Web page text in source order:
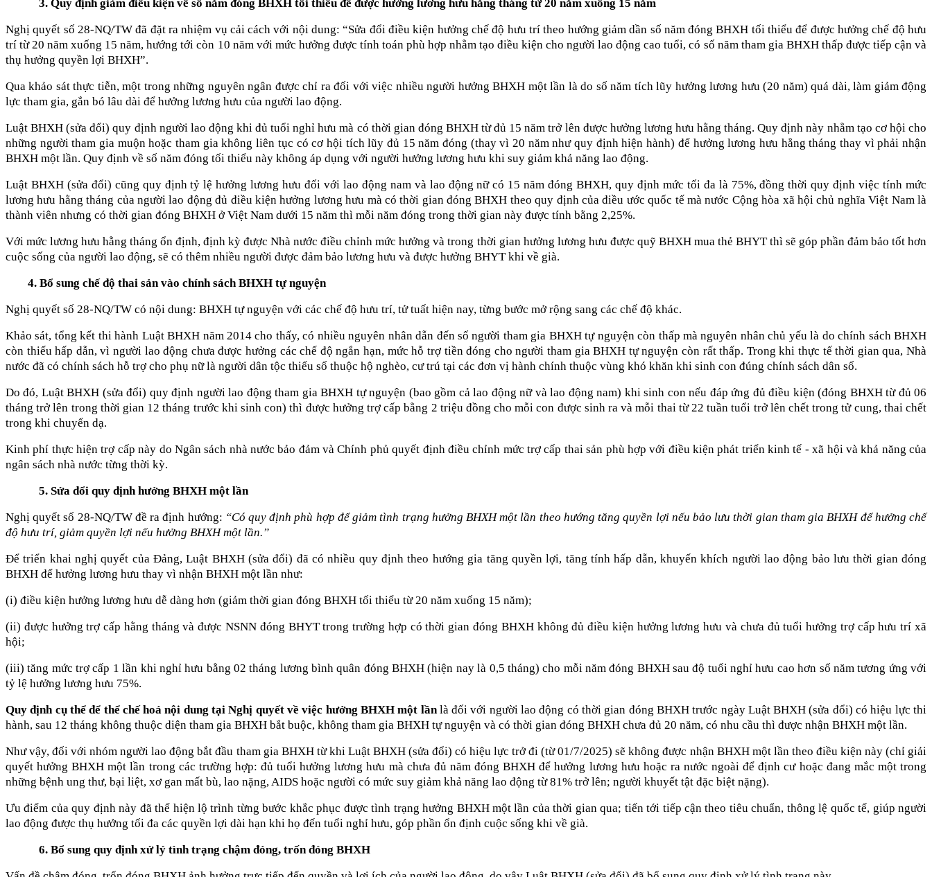
3. Quy định giảm điều kiện về số năm đóng BHXH tối thiểu để được hưởng lương hưu hằng tháng từ 20 năm xuống 15 năm
Nghị quyết số 28-NQ/TW đã đặt ra nhiệm vụ cải cách với nội dung: “Sửa đổi điều kiện hưởng chế độ hưu trí theo hướng giảm dần số năm đóng BHXH tối thiểu để được hưởng chế độ hưu
trí từ 20 năm xuống 15 năm, hướng tới còn 10 năm với mức hưởng được tính toán phù hợp nhằm tạo điều kiện cho người lao động cao tuổi, có số năm tham gia BHXH thấp được tiếp cận và
thụ hưởng quyền lợi BHXH”.
Qua khảo sát thực tiễn, một trong những nguyên ngân được chỉ ra đối với việc nhiều người hưởng BHXH một lần là do số năm tích lũy hưởng lương hưu (20 năm) quá dài, làm giảm động
lực tham gia, gắn bó lâu dài để hưởng lương hưu của người lao động.
Luật BHXH (sửa đổi) quy định người lao động khi đủ tuổi nghỉ hưu mà có thời gian đóng BHXH từ đủ 15 năm trở lên được hưởng lương hưu hằng tháng. Quy định này nhằm tạo cơ hội cho
những người tham gia muộn hoặc tham gia không liên tục có cơ hội tích lũy đủ 15 năm đóng (thay vì 20 năm như quy định hiện hành) để hưởng lương hưu hằng tháng thay vì phải nhận
BHXH một lần. Quy định về số năm đóng tối thiểu này không áp dụng với người hưởng lương hưu khi suy giảm khả năng lao động.
Luật BHXH (sửa đổi) cũng quy định tỷ lệ hưởng lương hưu đối với lao động nam và lao động nữ có 15 năm đóng BHXH, quy định mức tối đa là 75%, đồng thời quy định việc tính mức
lương hưu hằng tháng của người lao động đủ điều kiện hưởng lương hưu mà có thời gian đóng BHXH theo quy định của điều ước quốc tế mà nước Cộng hòa xã hội chủ nghĩa Việt Nam là
thành viên nhưng có thời gian đóng BHXH ở Việt Nam dưới 15 năm thì mỗi năm đóng trong thời gian này được tính bằng 2,25%.
Với mức lương hưu hằng tháng ổn định, định kỳ được Nhà nước điều chỉnh mức hưởng và trong thời gian hưởng lương hưu được quỹ BHXH mua thẻ BHYT thì sẽ góp phần đảm bảo tốt hơn
cuộc sống của người lao động, sẽ có thêm nhiều người được đảm bảo lương hưu và được hưởng BHYT khi về già.
4. Bổ sung chế độ thai sản vào chính sách BHXH tự nguyện
Nghị quyết số 28-NQ/TW có nội dung: BHXH tự nguyện với các chế độ hưu trí, tử tuất hiện nay, từng bước mở rộng sang các chế độ khác.
Khảo sát, tổng kết thi hành Luật BHXH năm 2014 cho thấy, có nhiều nguyên nhân dẫn đến số người tham gia BHXH tự nguyện còn thấp mà nguyên nhân chủ yếu là do chính sách BHXH
còn thiếu hấp dẫn, vì người lao động chưa được hưởng các chế độ ngắn hạn, mức hỗ trợ tiền đóng cho người tham gia BHXH tự nguyện còn rất thấp. Trong khi thực tế thời gian qua, Nhà
nước đã có chính sách hỗ trợ cho phụ nữ là người dân tộc thiểu số thuộc hộ nghèo, cư trú tại các đơn vị hành chính thuộc vùng khó khăn khi sinh con đúng chính sách dân số.
Do đó, Luật BHXH (sửa đổi) quy định người lao động tham gia BHXH tự nguyện (bao gồm cả lao động nữ và lao động nam) khi sinh con nếu đáp ứng đủ điều kiện (đóng BHXH từ đủ 06
tháng trở lên trong thời gian 12 tháng trước khi sinh con) thì được hưởng trợ cấp bằng 2 triệu đồng cho mỗi con được sinh ra và mỗi thai từ 22 tuần tuổi trở lên chết trong tử cung, thai chết
trong khi chuyển dạ.
Kinh phí thực hiện trợ cấp này do Ngân sách nhà nước bảo đảm và Chính phủ quyết định điều chỉnh mức trợ cấp thai sản phù hợp với điều kiện phát triển kinh tế - xã hội và khả năng của
ngân sách nhà nước từng thời kỳ.
5. Sửa đổi quy định hưởng BHXH một lần
Nghị quyết số 28-NQ/TW đề ra định hướng: “Có quy định phù hợp để giảm tình trạng hưởng BHXH một lần theo hướng tăng quyền lợi nếu bảo lưu thời gian tham gia BHXH để hưởng chế
độ hưu trí, giảm quyền lợi nếu hưởng BHXH một lần.”
Để triển khai nghị quyết của Đảng, Luật BHXH (sửa đổi) đã có nhiều quy định theo hướng gia tăng quyền lợi, tăng tính hấp dẫn, khuyến khích người lao động bảo lưu thời gian đóng
BHXH để hưởng lương hưu thay vì nhận BHXH một lần như:
(i) điều kiện hưởng lương hưu dễ dàng hơn (giảm thời gian đóng BHXH tối thiểu từ 20 năm xuống 15 năm);
(ii) được hưởng trợ cấp hằng tháng và được NSNN đóng BHYT trong trường hợp có thời gian đóng BHXH không đủ điều kiện hưởng lương hưu và chưa đủ tuổi hưởng trợ cấp hưu trí xã
hội;
(iii) tăng mức trợ cấp 1 lần khi nghỉ hưu bằng 02 tháng lương bình quân đóng BHXH (hiện nay là 0,5 tháng) cho mỗi năm đóng BHXH sau độ tuổi nghỉ hưu cao hơn số năm tương ứng với
tỷ lệ hưởng lương hưu 75%.
Quy định cụ thể để thể chế hoá nội dung tại Nghị quyết về việc hưởng BHXH một lầnlà đối với người lao động có thời gian đóng BHXH trước ngày Luật BHXH (sửa đổi) có hiệu lực thi
hành, sau 12 tháng không thuộc diện tham gia BHXH bắt buộc, không tham gia BHXH tự nguyện và có thời gian đóng BHXH chưa đủ 20 năm, có nhu cầu thì được nhận BHXH một lần.
Như vậy, đối với nhóm người lao động bắt đầu tham gia BHXH từ khi Luật BHXH (sửa đổi) có hiệu lực trở đi (từ 01/7/2025) sẽ không được nhận BHXH một lần theo điều kiện này (chỉ giải
quyết hưởng BHXH một lần trong các trường hợp: đủ tuổi hưởng lương hưu mà chưa đủ năm đóng BHXH để hưởng lương hưu hoặc ra nước ngoài để định cư hoặc đang mắc một trong
những bệnh ung thư, bại liệt, xơ gan mất bù, lao nặng, AIDS hoặc người có mức suy giảm khả năng lao động từ 81% trở lên; người khuyết tật đặc biệt nặng).
Ưu điểm của quy định này đã thể hiện lộ trình từng bước khắc phục được tình trạng hưởng BHXH một lần của thời gian qua; tiến tới tiếp cận theo tiêu chuẩn, thông lệ quốc tế, giúp người
lao động được thụ hưởng tối đa các quyền lợi dài hạn khi họ đến tuổi nghỉ hưu, góp phần ổn định cuộc sống khi về già.
6. Bổ sung quy định xử lý tình trạng chậm đóng, trốn đóng BHXH